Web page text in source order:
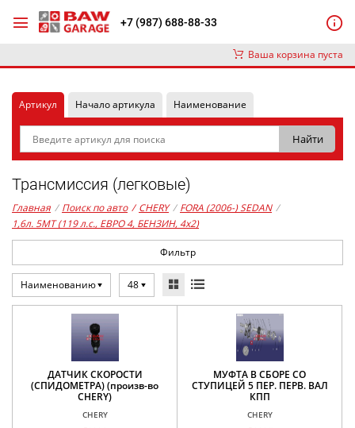
+7 (987) 688-88-33
Ваша корзина пуста
Артикул Начало артикула Наименование
Трансмиссия (легковые)
Главная / Поиск по авто / CHERY / FORA (2006-) SEDAN /
1,6л. 5MT (119 л.с., ЕВРО 4, БЕНЗИН, 4x2)
Фильтр
Наименованию 48
ДАТЧИК СКОРОСТИ
(СПИДОМЕТРА) (произв-во
CHERY)
CHERY
МУФТА В СБОРЕ СО
СТУПИЦЕЙ 5 ПЕР. ПЕРВ. ВАЛ
КПП
CHERY